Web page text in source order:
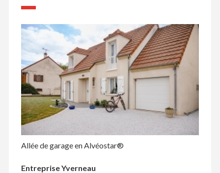
Allée de garage en Alvéostar®
Entreprise Yverneau